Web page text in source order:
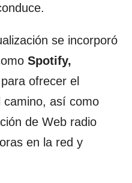
se incorporó
Spotify,
para ofrecer el
camino, así como
de Web radio
en la red y